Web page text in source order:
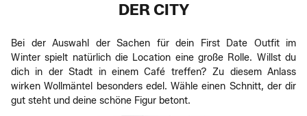
DER CITY
Bei der Auswahl der Sachen für dein First Date Outfit im
Winter spielt natürlich die Location eine große Rolle. Willst du
dich in der Stadt in einem Café treffen? Zu diesem Anlass
wirken Wollmäntel besonders edel. Wähle einen Schnitt, der dir
gut steht und deine schöne Figur betont.